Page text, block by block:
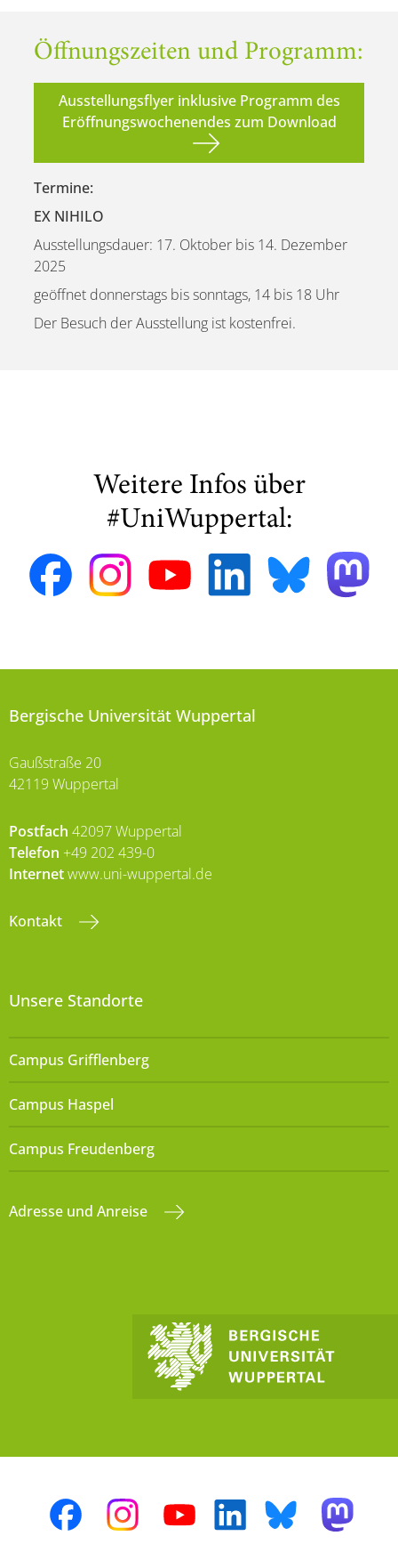
Öffnungszeiten und Programm:
Ausstellungsflyer inklusive Programm des
Eröffnungswochenendes zum Download
Termine:
EX NIHILO
Ausstellungsdauer: 17. Oktober bis 14. Dezember
2025
geöffnet donnerstags bis sonntags, 14 bis 18 Uhr
Der Besuch der Ausstellung ist kostenfrei.
Weitere Infos über
#UniWuppertal:
Bergische Universität Wuppertal
Gaußstraße 20
42119 Wuppertal
Postfach 42097 Wuppertal
Telefon +49 202 439-0
Internetwww.uni-wuppertal.de
Kontakt
Unsere Standorte
Campus Grifflenberg
Campus Haspel
Campus Freudenberg
Adresse und Anreise